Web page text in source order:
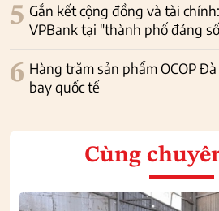
5 Gắn kết cộng đồng và tài
VPBank tại "thành phố đáng
6 Hàng trăm sản phẩm OCOP
bay quốc tế
Cùng